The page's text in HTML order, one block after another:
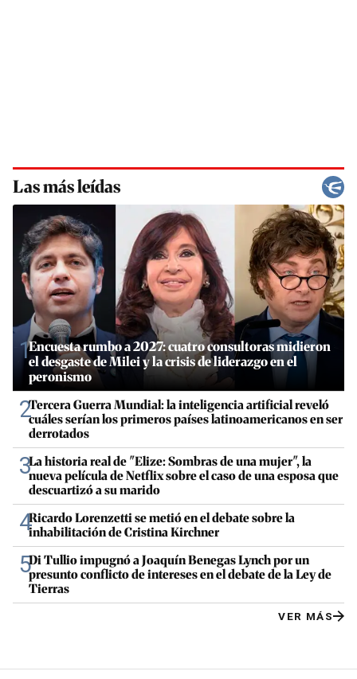
Las más leídas
1Encuesta rumbo a 2027: cuatro consultoras midieron
el desgaste de Milei y la crisis de liderazgo en el
peronismo
2Tercera Guerra Mundial: la inteligencia artificial reveló
cuáles serían los primeros países latinoamericanos en ser
derrotados
3La historia real de "Elize: Sombras de una mujer", la
nueva película de Netflix sobre el caso de una esposa que
descuartizó a su marido
4Ricardo Lorenzetti se metió en el debate sobre la
inhabilitación de Cristina Kirchner
5Di Tullio impugnó a Joaquín Benegas Lynch por un
presunto conflicto de intereses en el debate de la Ley de
Tierras
VER MÁS